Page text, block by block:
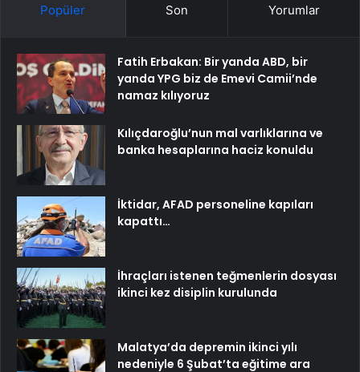
Popüler Son Yorumlar
Fatih Erbakan: Bir yanda ABD, bir
yanda YPG biz de Emevi Camii’nde
namaz kılıyoruz
Kılıçdaroğlu’nun mal varlıklarına ve
banka hesaplarına haciz konuldu
İktidar, AFAD personeline kapıları
kapattı…
İhraçları istenen teğmenlerin dosyası
ikinci kez disiplin kurulunda
Malatya’da depremin ikinci yılı
nedeniyle 6 Şubat’ta eğitime ara